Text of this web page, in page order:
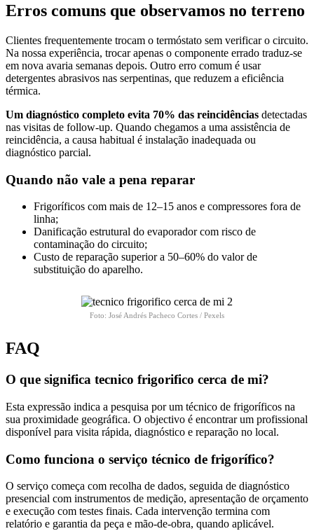
Erros comuns que observamos no terreno
Clientes frequentemente trocam o termóstato sem verificar o circuito.
Na nossa experiência, trocar apenas o componente errado traduz-se
em nova avaria semanas depois. Outro erro comum é usar
detergentes abrasivos nas serpentinas, que reduzem a eficiência
térmica.
Um diagnóstico completo evita 70% das reincidências detectadas
nas visitas de follow-up. Quando chegamos a uma assistência de
reincidência, a causa habitual é instalação inadequada ou
diagnóstico parcial.
Quando não vale a pena reparar
Frigoríficos com mais de 12–15 anos e compressores fora de
linha;
Danificação estrutural do evaporador com risco de
contaminação do circuito;
Custo de reparação superior a 50–60% do valor de
substituição do aparelho.
Foto: José Andrés Pacheco Cortes / Pexels
FAQ
O que significa tecnico frigorifico cerca de mi?
Esta expressão indica a pesquisa por um técnico de frigoríficos na
sua proximidade geográfica. O objectivo é encontrar um profissional
disponível para visita rápida, diagnóstico e reparação no local.
Como funciona o serviço técnico de frigorífico?
O serviço começa com recolha de dados, seguida de diagnóstico
presencial com instrumentos de medição, apresentação de orçamento
e execução com testes finais. Cada intervenção termina com
relatório e garantia da peça e mão-de-obra, quando aplicável.